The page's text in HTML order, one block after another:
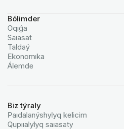
Bólimder
Oqıǵa
Saıasat
Taldaý
Ekonomıka
Álemde
Biz týraly
Paıdalanýshylyq kelicim
Qupııalylyq saıasaty